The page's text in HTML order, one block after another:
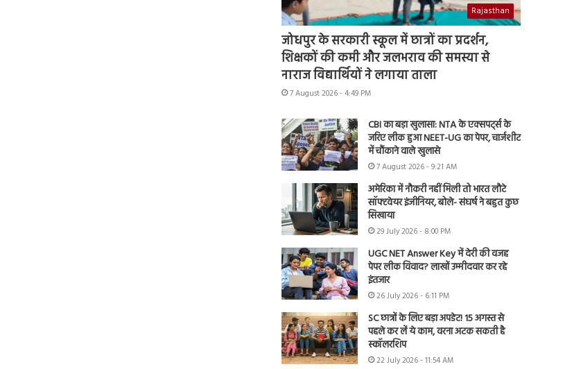
Rajasthan
जोधपुर के सरकारी स्कूल में छात्रों का प्रदर्शन,
शिक्षकों की कमी और जलभराव की समस्या से
नाराज विद्यार्थियों ने लगाया ताला
7 August 2026 - 4:49 PM
CBI का बड़ा खुलासा: NTA के एक्सपर्ट्स के
जरिए लीक हुआ NEET-UG का पेपर, चार्जशीट
में चौंकाने वाले खुलासे
7 August 2026 - 9:21 AM
अमेरिका में नौकरी नहीं मिली तो भारत लौटे
सॉफ्टवेयर इंजीनियर, बोले- संघर्ष ने बहुत कुछ
सिखाया
29 July 2026 - 8:00 PM
UGC NET Answer Key में देरी की वजह
पेपर लीक विवाद? लाखों उम्मीदवार कर रहे
इंतजार
26 July 2026 - 6:11 PM
SC छात्रों के लिए बड़ा अपडेट! 15 अगस्त से
पहले कर लें ये काम, वरना अटक सकती है
स्कॉलरशिप
22 July 2026 - 11:54 AM